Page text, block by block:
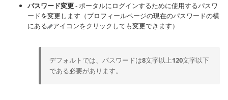
パスワード変更- ポータルにログインするために使用するパスワ
ードを変更します（プロフィールページの現在のパスワードの横
にある
アイコンをクリックしても変更できます）
デフォルトでは、パスワードは8文字以上120文字以下
である必要があります。